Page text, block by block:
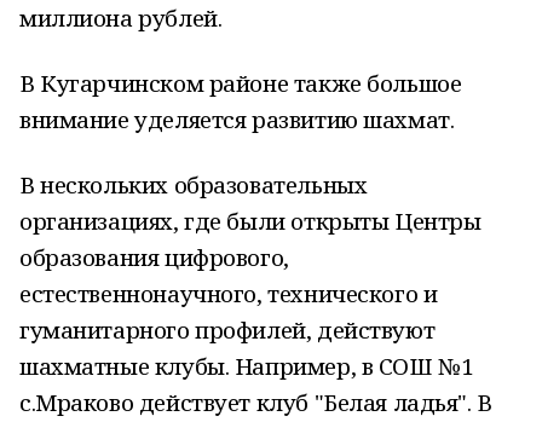
миллиона рублей.
В Кугарчинском районе также большое
внимание уделяется развитию шахмат.
В нескольких образовательных
организациях, где были открыты Центры
образования цифрового,
естественнонаучного, технического и
гуманитарного профилей, действуют
шахматные клубы. Например, в СОШ №1
с.Мраково действует клуб "Белая ладья". В